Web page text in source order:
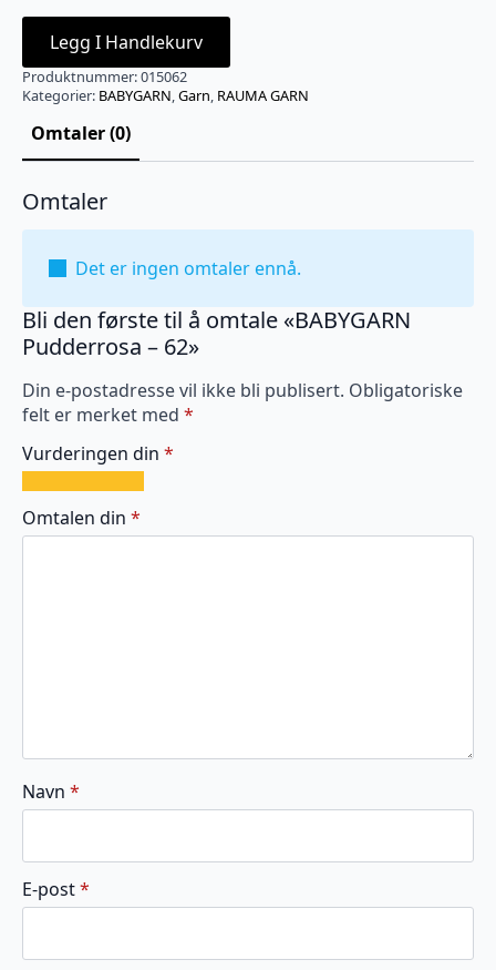
Legg I Handlekurv
Produktnummer:015062
Kategorier: BABYGARN,Garn, RAUMA GARN
Omtaler (0)
Omtaler
Det er ingen omtaler ennå.
Bli den første til å omtale «BABYGARN
Pudderrosa – 62»
Din e-postadresse vil ikke bli publisert. Obligatoriske
felt er merket med *
Vurderingen din *
av
5
av
5
av
5
av
5
av
5
Omtalen din *
Navn *
E-post*